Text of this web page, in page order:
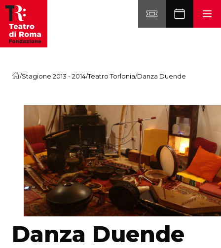
Vai al contenuto
/Stagione 2013 - 2014/Teatro Torlonia/Danza Duende
Danza Duende